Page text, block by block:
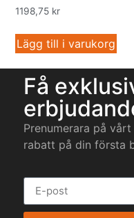
1198,75 kr
Lägg till i varukorg
Få
Prenumerara på
rabatt på din första